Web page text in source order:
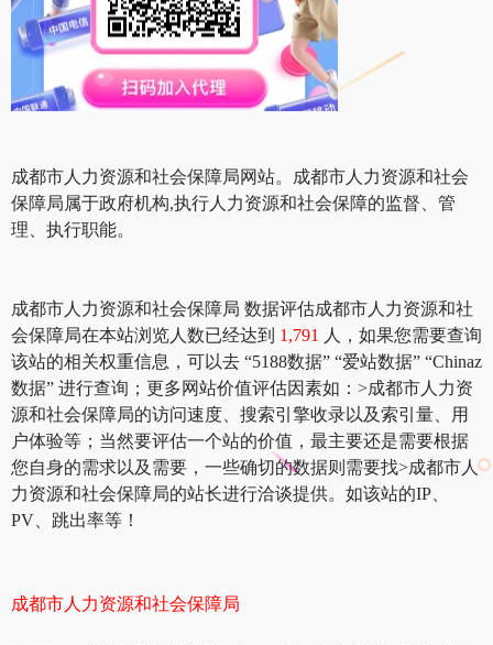
成都市人力资源和社会保障局网站。成都市人力资源和社会
保障局属于政府机构,执行人力资源和社会保障的监督、管
理、执行职能。
成都市人力资源和社会保障局 数据评估成都市人力资源和社
会保障局在本站浏览人数已经达到 1,791 人，如果您需要查询
该站的相关权重信息，可以去 “5188数据” “爱站数据” “Chinaz
数据” 进行查询；更多网站价值评估因素如：>成都市人力资
源和社会保障局的访问速度、搜索引擎收录以及索引量、用
户体验等；当然要评估一个站的价值，最主要还是需要根据
您自身的需求以及需要，一些确切的数据则需要找>成都市人
力资源和社会保障局的站长进行洽谈提供。如该站的IP、
PV、跳出率等！
成都市人力资源和社会保障局